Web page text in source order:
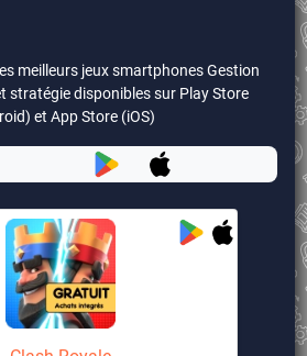
meilleurs jeux smartphones Gestion
stratégie disponibles sur Play Store
et App Store (iOS)